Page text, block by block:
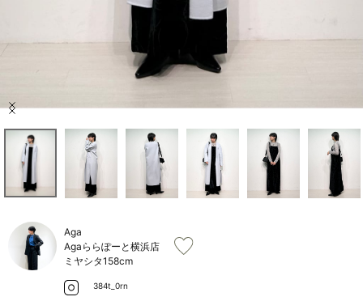
ブランド一覧
ご利用ガイド/ヘルプ
Item
Aga
Agaららぽーと横浜店
ミヤシタ158cm
384t_0rn